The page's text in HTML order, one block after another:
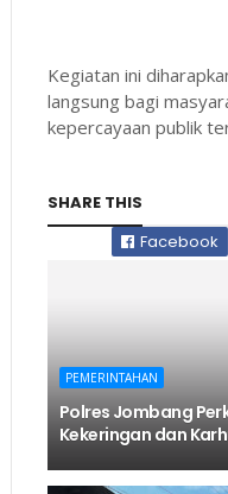
Kegiatan ini
langsung bagi
kepercayaan publik
SHARE THIS
Facebook
PEMERINTAHAN
Polres Jombang
Kekeringan dan